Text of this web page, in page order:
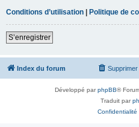
Conditions d’utilisation | Politique de
S’enregistrer
Index du forum
Développé parphpBB®
Traduit par
Confidentialité